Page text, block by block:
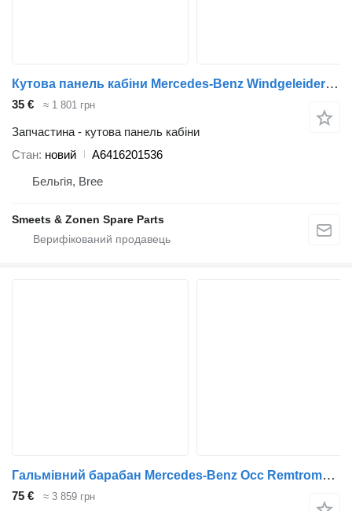
Кутова панель кабіни Mercedes-Benz Windgeleider rechts MERCEDES MK, NG, SK 08.73-09.9 A6416201536 до вантажівки
35 € ≈ 1 801 грн
Запчастина - кутова панель кабіни
Стан новий
A6416201536
Бельгія, Bree
Smeets & Zonen Spare Parts
Гальмівний барабан Mercedes-Benz Occ Remtrommel Mercedes Atego2,MK,NG,SK08.73- A3014230101 до вантажівки
75 € ≈ 3 859 грн